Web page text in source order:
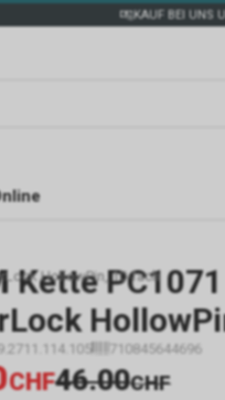
KAUF BEI UNS
HollowPin, 10-fach
Kette
710845644696
CHF46.00CHF